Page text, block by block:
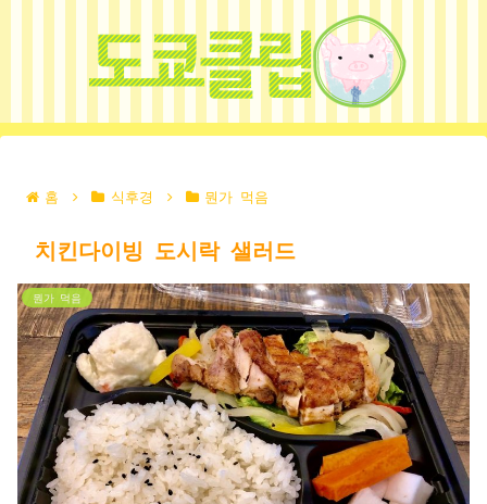
홈 식후경 뭔가 먹음
치킨다이빙 도시락 샐러드
뭔가 먹음